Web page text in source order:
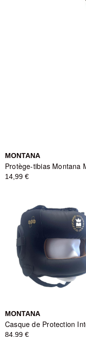
MONTANA
Protège-tibias Montana
14,99 €
MONTANA
84,99 €